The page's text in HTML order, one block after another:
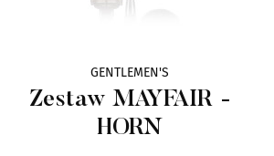
GENTLEMEN'S
Zestaw MAYFAIR -
HORN